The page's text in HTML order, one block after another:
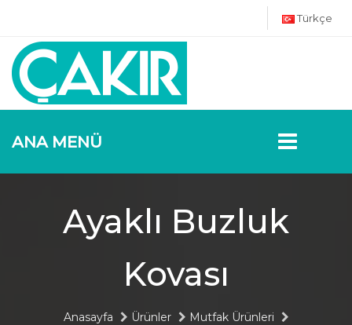
Türkçe
ANA MENÜ
Ayaklı Buzluk
Kovası
Anasayfa Ürünler
Mutfak Ürünleri